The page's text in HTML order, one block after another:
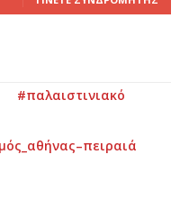
#παλαιστινιακό